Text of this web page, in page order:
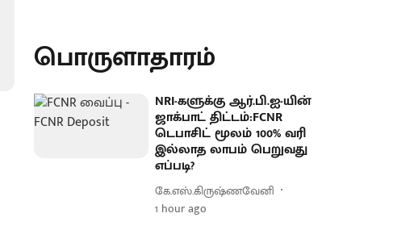
பொருளாதாரம்
NRI-களுக்கு ஆர்.பி.ஐ-யின்
ஜாக்பாட் திட்டம்:FCNR
டெபாசிட் மூலம் 100% வரி
இல்லாத லாபம் பெறுவது
எப்படி?
கே.எஸ்.கிருஷ்ணவேனி
1 hour ago